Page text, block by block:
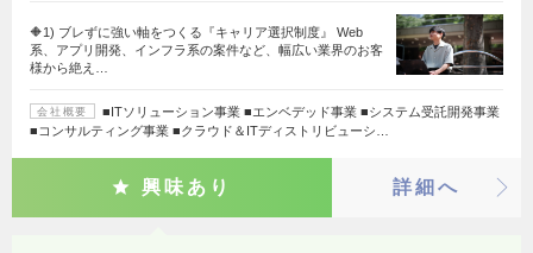
🔶1) ブレずに強い軸をつくる『キャリア選択制度』 Web
系、アプリ開発、インフラ系の案件など、幅広い業界のお客
様から絶え…
会社概要
■ITソリューション事業 ■エンベデッド事業 ■システム受託開発事業
■コンサルティング事業 ■クラウド＆ITディストリビューシ…
興味あり 詳細へ